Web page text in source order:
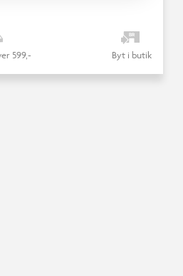
599,- Byt i butik